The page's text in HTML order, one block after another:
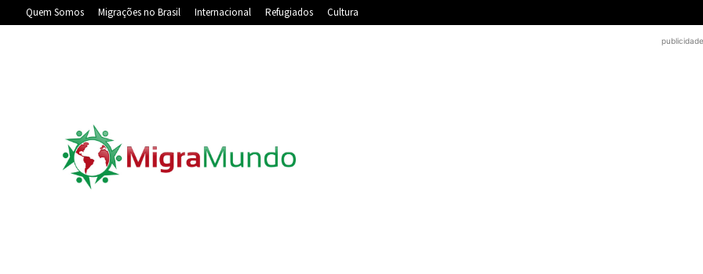
Quem Somos Migrações no Brasil Internacional Refugiados Cultura